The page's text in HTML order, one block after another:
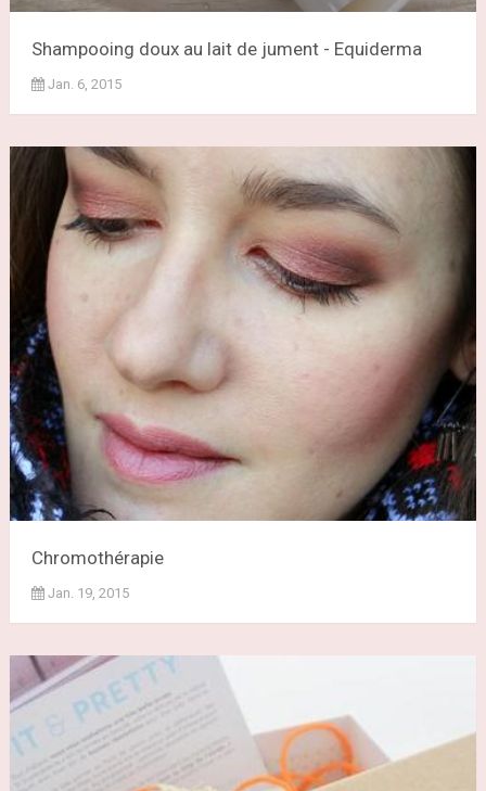
Shampooing doux au lait de jument - Equiderma
Jan. 6, 2015
Chromothérapie
Jan. 19, 2015